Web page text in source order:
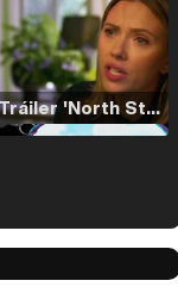
Tráiler 'North Star' (2023)
Tráiler en español de 'La isla olvidada'